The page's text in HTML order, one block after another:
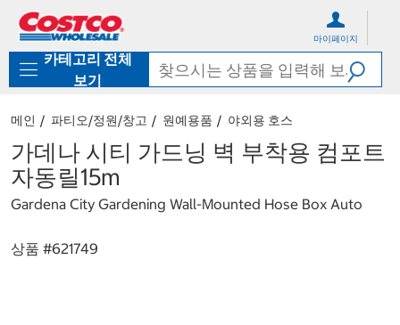
로
기
가
마이페이지
카테고리 전체
보기
메인 파티오/정원/창고 원예용품 야외용 호스
가데나 시티 가드닝 벽 부착용 컴포트
자동릴15m
Gardena City Gardening Wall-Mounted Hose Box Auto
상품 #621749